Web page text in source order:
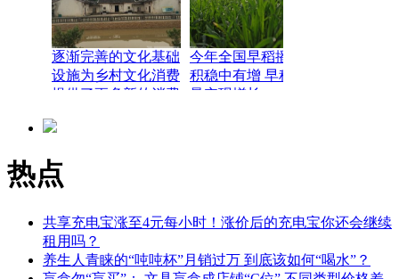
逐渐完善的文化基础
设施为乡村文化消费
提供了更多新的消费
今年全国早稻播种面
积稳中有增 早稻产
量实现增长
热点
共享充电宝涨至4元每小时！涨价后的充电宝你还会继续
租用吗？
养生人青睐的“吨吨杯”月销过万 到底该如何“喝水”？